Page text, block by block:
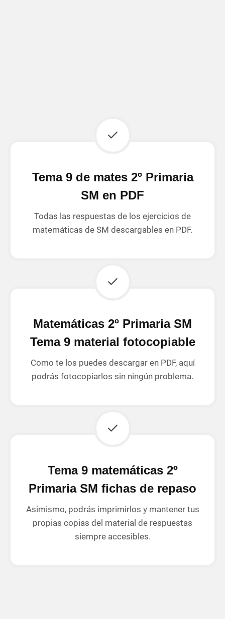
Tema 9 de mates 2º Primaria
SM en PDF
Todas las respuestas de los ejercicios de
matemáticas de SM descargables en PDF.
Matemáticas 2º Primaria SM
Tema 9 material fotocopiable
Como te los puedes descargar en PDF, aquí
podrás fotocopiarlos sin ningún problema.
Tema 9 matemáticas 2º
Primaria SM fichas de repaso
Asimismo, podrás imprimirlos y mantener tus
propias copias del material de respuestas
siempre accesibles.